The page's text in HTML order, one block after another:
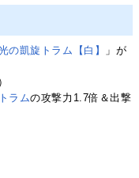
の凱旋トラム【白】
」が
ラムの攻撃力1.7倍＆出撃